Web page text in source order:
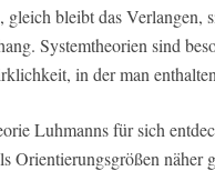
bleibt das Verlangen,
Systemtheorien sind
in der man
Luhmanns für sich
Orientierungsgrößen näher